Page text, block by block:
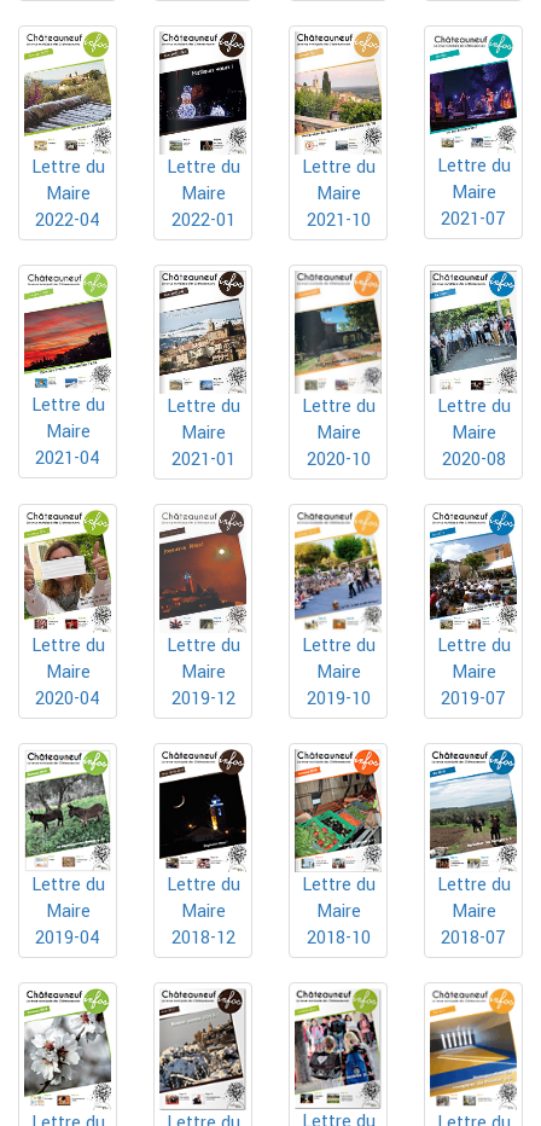
Lettre du
Maire
2022-04
Lettre du
Maire
2022-01
Lettre du
Maire
2021-10
Lettre du
Maire
2021-07
Lettre du
Maire
2021-04
Lettre du
Maire
2021-01
Lettre du
Maire
2020-10
Lettre du
Maire
2020-08
Lettre du
Maire
2020-04
Lettre du
Maire
2019-12
Lettre du
Maire
2019-10
Lettre du
Maire
2019-07
Lettre du
Maire
2019-04
Lettre du
Maire
2018-12
Lettre du
Maire
2018-10
Lettre du
Maire
2018-07